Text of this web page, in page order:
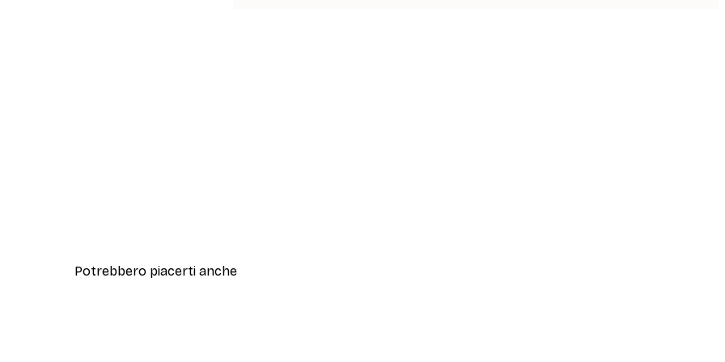
Potrebbero piacerti anche